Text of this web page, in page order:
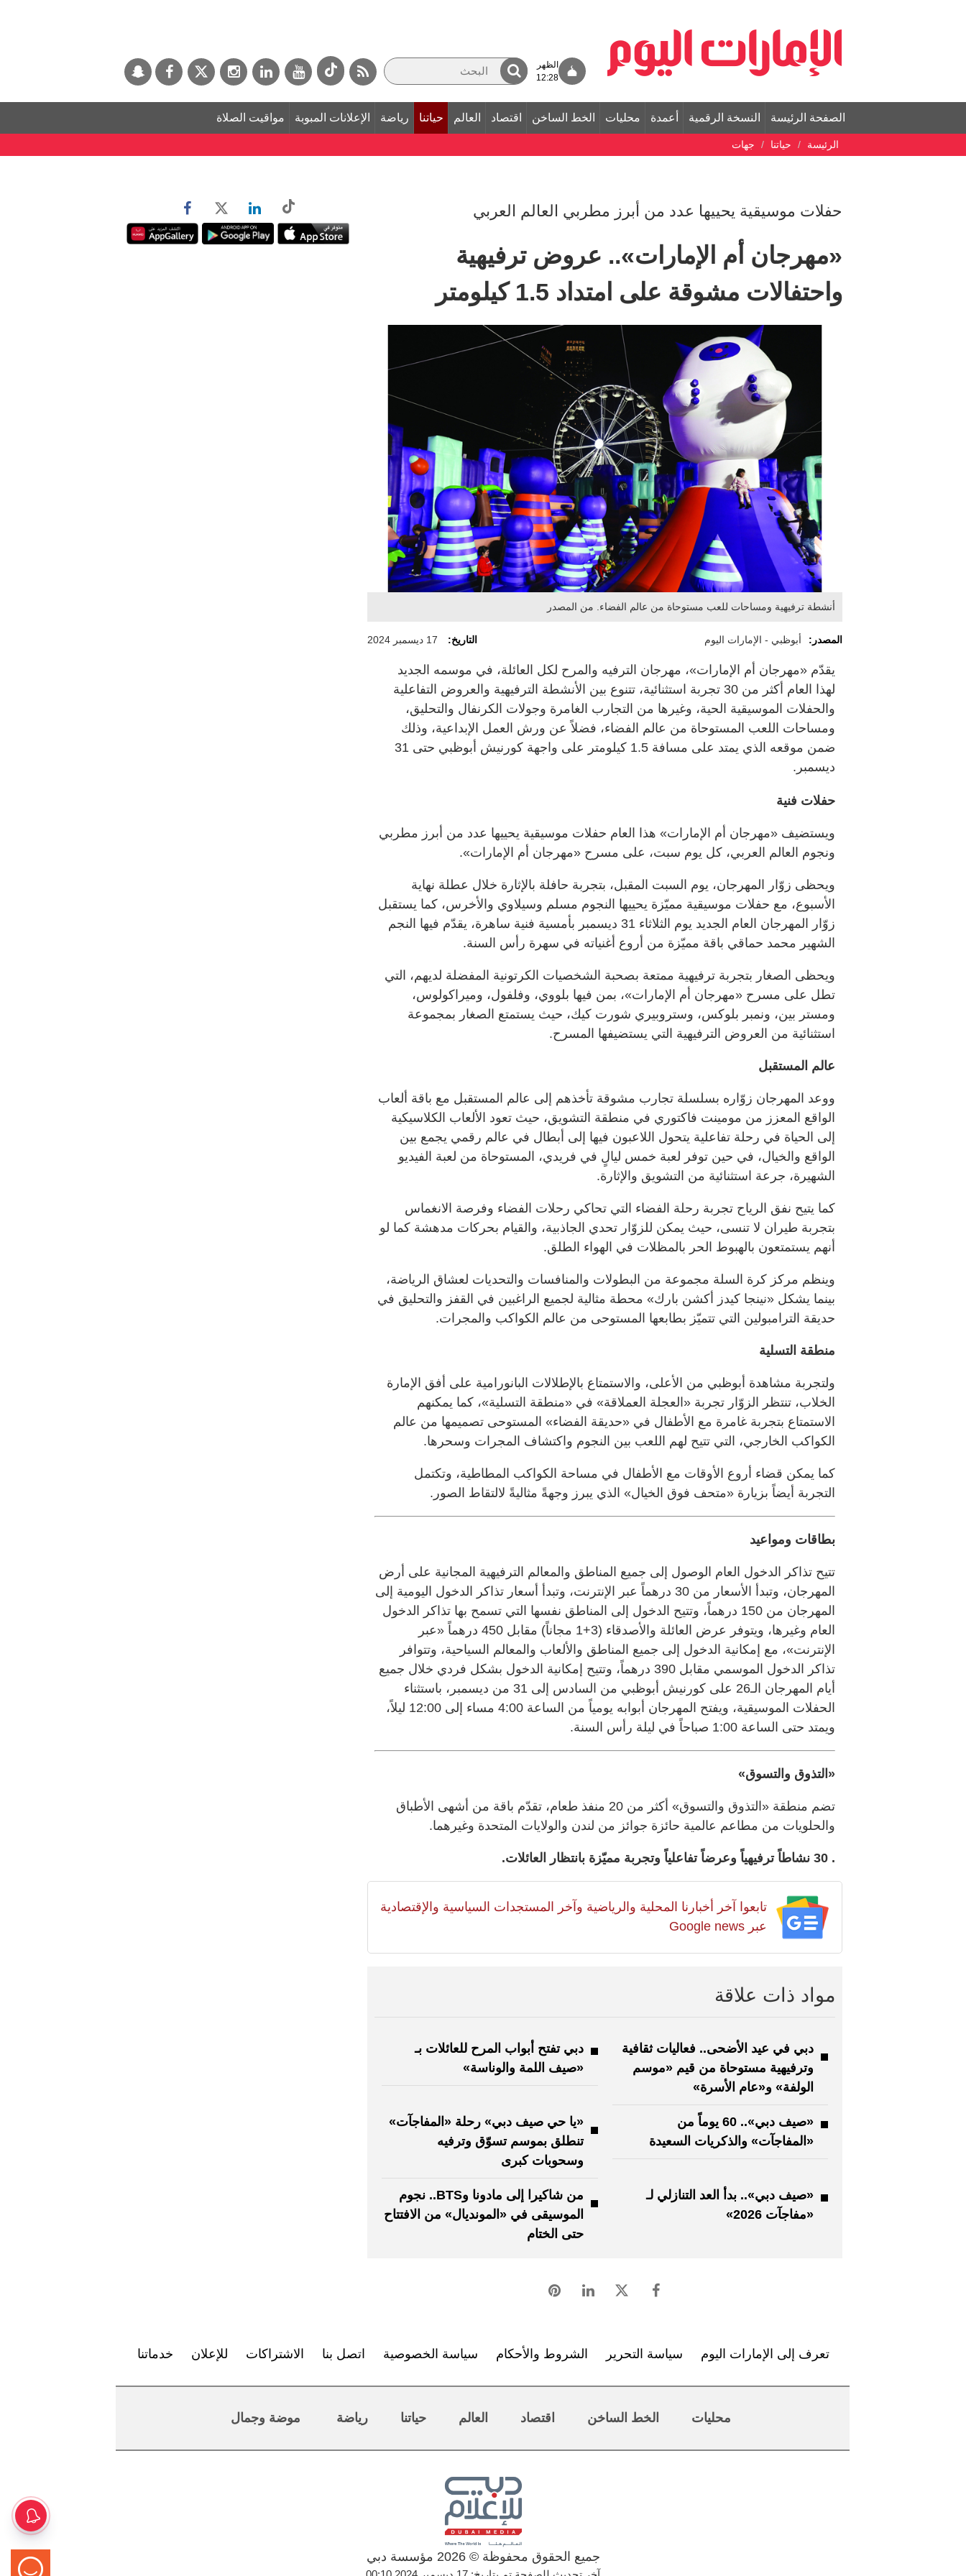
الظهر
12:28
الصفحة الرئيسة النسخة الرقمية أعمدة محليات الخط الساخن اقتصاد العالم حياتنا رياضة الإعلانات المبوبة مواقيت الصلاة
الرئيسة حياتنا جهات
حفلات موسيقية يحييها عدد من أبرز مطربي العالم العربي
«مهرجان أم الإمارات».. عروض ترفيهية
واحتفالات مشوقة على امتداد 1.5 كيلومتر
أنشطة ترفيهية ومساحات للعب مستوحاة من عالم الفضاء. من المصدر
المصدر: أبوظبي - الإمارات اليوم التاريخ: 17 ديسمبر 2024
يقدّم «مهرجان أم الإمارات»، مهرجان الترفيه والمرح لكل العائلة، في موسمه الجديد
لهذا العام أكثر من 30 تجربة استثنائية، تتنوع بين الأنشطة الترفيهية والعروض التفاعلية
والحفلات الموسيقية الحية، وغيرها من التجارب الغامرة وجولات الكرنفال والتحليق،
ومساحات اللعب المستوحاة من عالم الفضاء، فضلاً عن ورش العمل الإبداعية، وذلك
ضمن موقعه الذي يمتد على مسافة 1.5 كيلومتر على واجهة كورنيش أبوظبي حتى 31
ديسمبر.
حفلات فنية
ويستضيف «مهرجان أم الإمارات» هذا العام حفلات موسيقية يحييها عدد من أبرز مطربي
ونجوم العالم العربي، كل يوم سبت، على مسرح «مهرجان أم الإمارات».
ويحظى زوّار المهرجان، يوم السبت المقبل، بتجربة حافلة بالإثارة خلال عطلة نهاية
الأسبوع، مع حفلات موسيقية مميّزة يحييها النجوم مسلم وسيلاوي والأخرس، كما يستقبل
زوّار المهرجان العام الجديد يوم الثلاثاء 31 ديسمبر بأمسية فنية ساهرة، يقدّم فيها النجم
الشهير محمد حماقي باقة مميّزة من أروع أغنياته في سهرة رأس السنة.
ويحظى الصغار بتجربة ترفيهية ممتعة بصحبة الشخصيات الكرتونية المفضلة لديهم، التي
تطل على مسرح «مهرجان أم الإمارات»، بمن فيها بلووي، وفلفول، وميراكولوس،
ومستر بين، ونمبر بلوكس، وستروبيري شورت كيك، حيث يستمتع الصغار بمجموعة
استثنائية من العروض الترفيهية التي يستضيفها المسرح.
عالم المستقبل
ووعد المهرجان زوّاره بسلسلة تجارب مشوقة تأخذهم إلى عالم المستقبل مع باقة ألعاب
الواقع المعزز من مومينت فاكتوري في منطقة التشويق، حيث تعود الألعاب الكلاسيكية
إلى الحياة في رحلة تفاعلية يتحول اللاعبون فيها إلى أبطال في عالم رقمي يجمع بين
الواقع والخيال، في حين توفر لعبة خمس ليالٍ في فريدي، المستوحاة من لعبة الفيديو
الشهيرة، جرعة استثنائية من التشويق والإثارة.
كما يتيح نفق الرياح تجربة رحلة الفضاء التي تحاكي رحلات الفضاء وفرصة الانغماس
بتجربة طيران لا تنسى، حيث يمكن للزوّار تحدي الجاذبية، والقيام بحركات مدهشة كما لو
أنهم يستمتعون بالهبوط الحر بالمظلات في الهواء الطلق.
وينظم مركز كرة السلة مجموعة من البطولات والمنافسات والتحديات لعشاق الرياضة،
بينما يشكل «نينجا كيدز أكشن بارك» محطة مثالية لجميع الراغبين في القفز والتحليق في
حديقة الترامبولين التي تتميّز بطابعها المستوحى من عالم الكواكب والمجرات.
منطقة التسلية
ولتجربة مشاهدة أبوظبي من الأعلى، والاستمتاع بالإطلالات البانورامية على أفق الإمارة
الخلاب، تنتظر الزوّار تجربة «العجلة العملاقة» في «منطقة التسلية»، كما يمكنهم
الاستمتاع بتجربة غامرة مع الأطفال في «حديقة الفضاء» المستوحى تصميمها من عالم
الكواكب الخارجي، التي تتيح لهم اللعب بين النجوم واكتشاف المجرات وسحرها.
كما يمكن قضاء أروع الأوقات مع الأطفال في مساحة الكواكب المطاطية، وتكتمل
التجربة أيضاً بزيارة «متحف فوق الخيال» الذي يبرز وجهةً مثاليةً لالتقاط الصور.
بطاقات ومواعيد
تتيح تذاكر الدخول العام الوصول إلى جميع المناطق والمعالم الترفيهية المجانية على أرض
المهرجان، وتبدأ الأسعار من 30 درهماً عبر الإنترنت، وتبدأ أسعار تذاكر الدخول اليومية إلى
المهرجان من 150 درهماً، وتتيح الدخول إلى المناطق نفسها التي تسمح بها تذاكر الدخول
العام وغيرها، ويتوفر عرض العائلة والأصدقاء (3+1 مجاناً) مقابل 450 درهماً «عبر
الإنترنت»، مع إمكانية الدخول إلى جميع المناطق والألعاب والمعالم السياحية، وتتوافر
تذاكر الدخول الموسمي مقابل 390 درهماً، وتتيح إمكانية الدخول بشكل فردي خلال جميع
أيام المهرجان الـ26 على كورنيش أبوظبي من السادس إلى 31 من ديسمبر، باستثناء
الحفلات الموسيقية، ويفتح المهرجان أبوابه يومياً من الساعة 4:00 مساء إلى 12:00 ليلاً،
ويمتد حتى الساعة 1:00 صباحاً في ليلة رأس السنة.
«التذوق والتسوق»
تضم منطقة «التذوق والتسوق» أكثر من 20 منفذ طعام، تقدّم باقة من أشهى الأطباق
والحلويات من مطاعم عالمية حائزة جوائز من لندن والولايات المتحدة وغيرهما.
. 30 نشاطاً ترفيهياً وعرضاً تفاعلياً وتجربة مميّزة بانتظار العائلات.
تابعوا آخر أخبارنا المحلية والرياضية وآخر المستجدات السياسية والإقتصادية
عبر Google news
مواد ذات علاقة
دبي في عيد الأضحى.. فعاليات ثقافية
وترفيهية مستوحاة من قيم «موسم
الولفة» و«عام الأسرة»
دبي تفتح أبواب المرح للعائلات بـ
«صيف اللمة والوناسة»
«صيف دبي».. 60 يوماً من
«المفاجآت» والذكريات السعيدة
«يا حي صيف دبي» رحلة «المفاجآت»
تنطلق بموسم تسوّق وترفيه
وسحوبات كبرى
«صيف دبي».. بدأ العد التنازلي لـ
«مفاجآت 2026»
من شاكيرا إلى مادونا وBTS.. نجوم
الموسيقى في «المونديال» من الافتتاح
حتى الختام
تعرف إلى الإمارات اليوم سياسة التحرير الشروط والأحكام سياسة الخصوصية اتصل بنا الاشتراكات للإعلان خدماتنا
محليات الخط الساخن اقتصاد العالم حياتنا رياضة موضة وجمال
جميع الحقوق محفوظة © 2026 مؤسسة دبي